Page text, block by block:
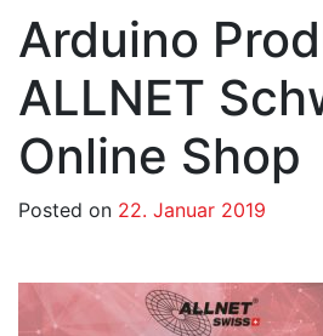
Arduino
ALLNET
Online Shop
Posted on 22. Januar 2019